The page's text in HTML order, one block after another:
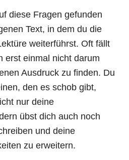
diese Fragen gefunden
Text, in dem du die
weiterführst. Oft fällt
erst einmal nicht darum
Ausdruck zu finden. Du
den es schob gibt,
nur deine
übst dich auch noch
und deine
zu erweitern.